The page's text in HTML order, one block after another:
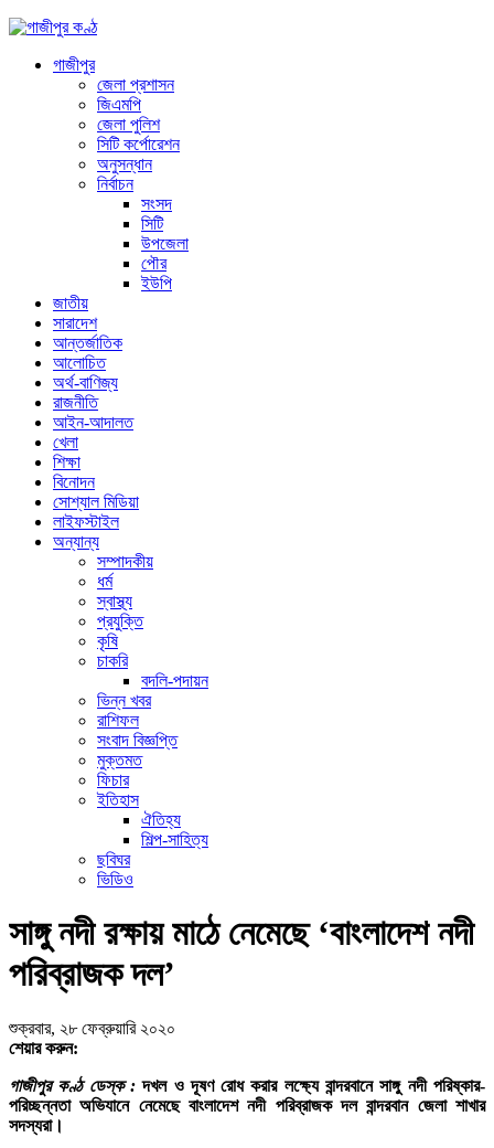
গাজীপুর
জেলা প্রশাসন
জিএমপি
জেলা পুলিশ
সিটি কর্পোরেশন
অনুসন্ধান
নির্বাচন
সংসদ
সিটি
উপজেলা
পৌর
ইউপি
জাতীয়
সারাদেশ
আন্তর্জাতিক
আলোচিত
অর্থ-বাণিজ্য
রাজনীতি
আইন-আদালত
খেলা
শিক্ষা
বিনোদন
সোশ্যাল মিডিয়া
লাইফস্টাইল
অন্যান্য
সম্পাদকীয়
ধর্ম
স্বাস্থ্য
প্রযুক্তি
কৃষি
চাকরি
বদলি-পদায়ন
ভিন্ন খবর
রাশিফল
সংবাদ বিজ্ঞপ্তি
মুক্তমত
ফিচার
ইতিহাস
ঐতিহ্য
শিল্প-সাহিত্য
ছবিঘর
ভিডিও
সাঙ্গু নদী রক্ষায় মাঠে নেমেছে ‘বাংলাদেশ নদী
পরিব্রাজক দল’
শুক্রবার, ২৮ ফেব্রুয়ারি ২০২০
শেয়ার করুন:
গাজীপুর কণ্ঠ ডেস্ক :দখল ও দূষণ রোধ করার লক্ষ্যে বান্দরবানে সাঙ্গু নদী পরিষ্কার-
পরিচ্ছন্নতা অভিযানে নেমেছে বাংলাদেশ নদী পরিব্রাজক দল বান্দরবান জেলা শাখার
সদস্যরা।